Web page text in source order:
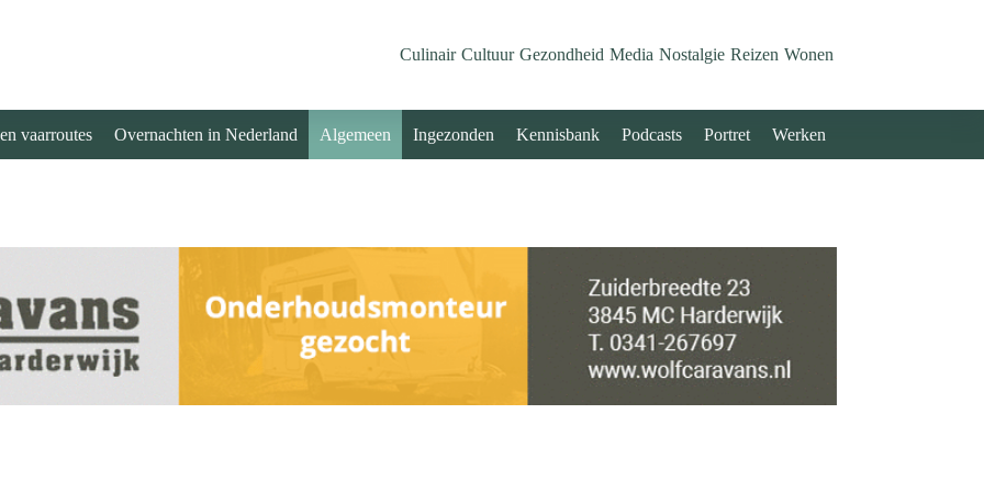
Culinair Cultuur Gezondheid Media Nostalgie Reizen Wonen
vaarroutes Overnachten in Nederland Algemeen Ingezonden Kennisbank Podcasts Portret Werken